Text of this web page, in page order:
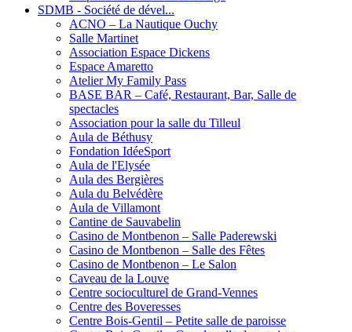
SDMB - Société de dével...
ACNO – La Nautique Ouchy
Salle Martinet
Association Espace Dickens
Espace Amaretto
Atelier My Family Pass
BASE BAR – Café, Restaurant, Bar, Salle de
spectacles
Association pour la salle du Tilleul
Aula de Béthusy
Fondation IdéeSport
Aula de l'Elysée
Aula des Bergières
Aula du Belvédère
Aula de Villamont
Cantine de Sauvabelin
Casino de Montbenon – Salle Paderewski
Casino de Montbenon – Salle des Fêtes
Casino de Montbenon – Le Salon
Caveau de la Louve
Centre socioculturel de Grand-Vennes
Centre des Boveresses
Centre Bois-Gentil – Petite salle de paroisse